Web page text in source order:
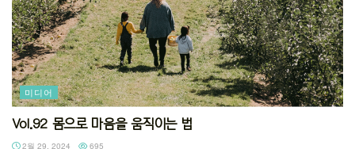
미디어
Vol.92 몸으로 마음을 움직이는 법
2월 29, 2024 695